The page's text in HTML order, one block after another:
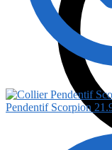
Pendentif Scorpion